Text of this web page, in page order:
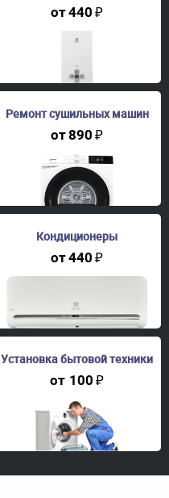
от440₽
Ремонт сушильных машин
от890₽
Кондиционеры
от440₽
Установка бытовой техники
от 100₽